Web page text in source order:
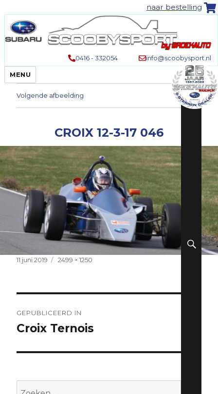
naar bestelling
0416 - 332054 info@scoobysport.nl
MENU
Volgende afbeelding
CROIX 12-3-17 046
Geplaatst
11 juni 2019
Volledige
2499 × 1250
GEPUBLICEERD IN
Croix Ternois